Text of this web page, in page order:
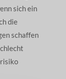
sich ein
die
schaffen